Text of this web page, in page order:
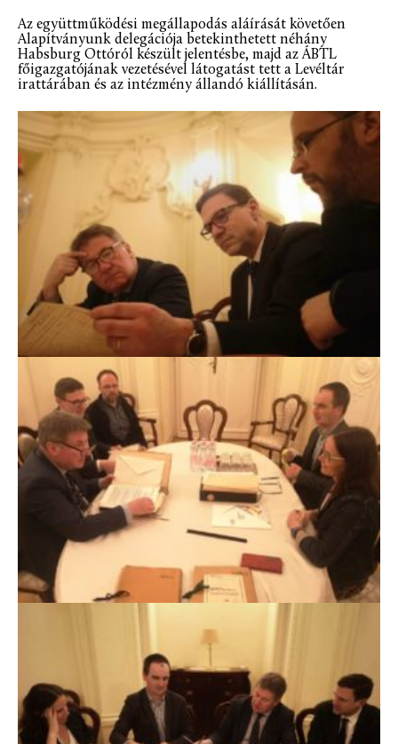
Az együttműködési megállapodás aláírását követően
Alapítványunk delegációja betekinthetett néhány
Habsburg Ottóról készült jelentésbe, majd az ÁBTL
főigazgatójának vezetésével látogatást tett a Levéltár
irattárában és az intézmény állandó kiállításán.